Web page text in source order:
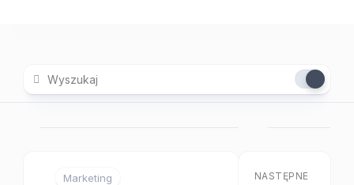
Marketing NASTĘPNE